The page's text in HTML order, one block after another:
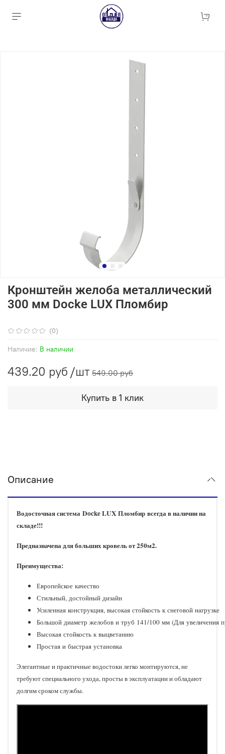
(0)
Наличие: В наличии
Кронштейн желоба металлический
300 мм Docke LUX Пломбир
439.20 руб /шт 549.00 руб
Купить в 1 клик
Описание
Водосточная система Docke LUX Пломбир всегда в наличии на
складе!!!
Предназначена для больших кровель от 250м2.
Преимущества:
Европейское качество
Стильный, достойный дизайн
Усиленная конструкция, высокая стойкость к снеговой нагрузке
Большой диаметр желобов и труб 141/100 мм (Для увеличения
Высокая стойкость к выцветанию
Простая и быстрая установка​
Элегантные и практичные водостоки легко монтируются, не
требуют специального ухода, просты в эксплуатации и обладают
долгим сроком службы.